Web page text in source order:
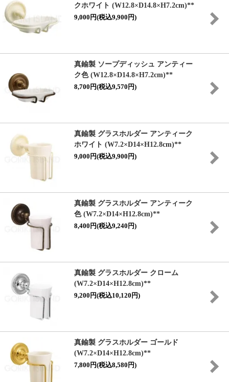
クホワイト (W12.8×D14.8×H7.2cm)**
9,000円(税込9,900円)
真鍮製 ソープディッシュ アンティー
ク色 (W12.8×D14.8×H7.2cm)**
8,700円(税込9,570円)
真鍮製 グラスホルダー アンティーク
ホワイト (W7.2×D14×H12.8cm)**
9,000円(税込9,900円)
真鍮製 グラスホルダー アンティーク
色 (W7.2×D14×H12.8cm)**
8,400円(税込9,240円)
真鍮製 グラスホルダー クローム
(W7.2×D14×H12.8cm)**
9,200円(税込10,120円)
真鍮製 グラスホルダー ゴールド
(W7.2×D14×H12.8cm)**
7,800円(税込8,580円)